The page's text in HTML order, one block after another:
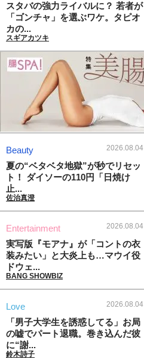
スタバの強力ライバルに？ 若者が
「ゴンチャ」を選ぶワケ。タピオ
カの...
スギアカツキ
Beauty 2026.08.04
夏の“ベタベタ地獄”が秒でリセッ
ト！ ダイソーの110円「日焼け
止...
佐治真澄
Entertainment 2026.08.04
実写版『モアナ』が「コントの衣
装みたい」と大炎上も…マウイ役
ドウェ...
BANG SHOWBIZ
Love 2026.08.04
「男子大学生を誘惑してる」お局
の嘘でパート退職。巻き込んだ彼
に“謝...
鈴木詩子